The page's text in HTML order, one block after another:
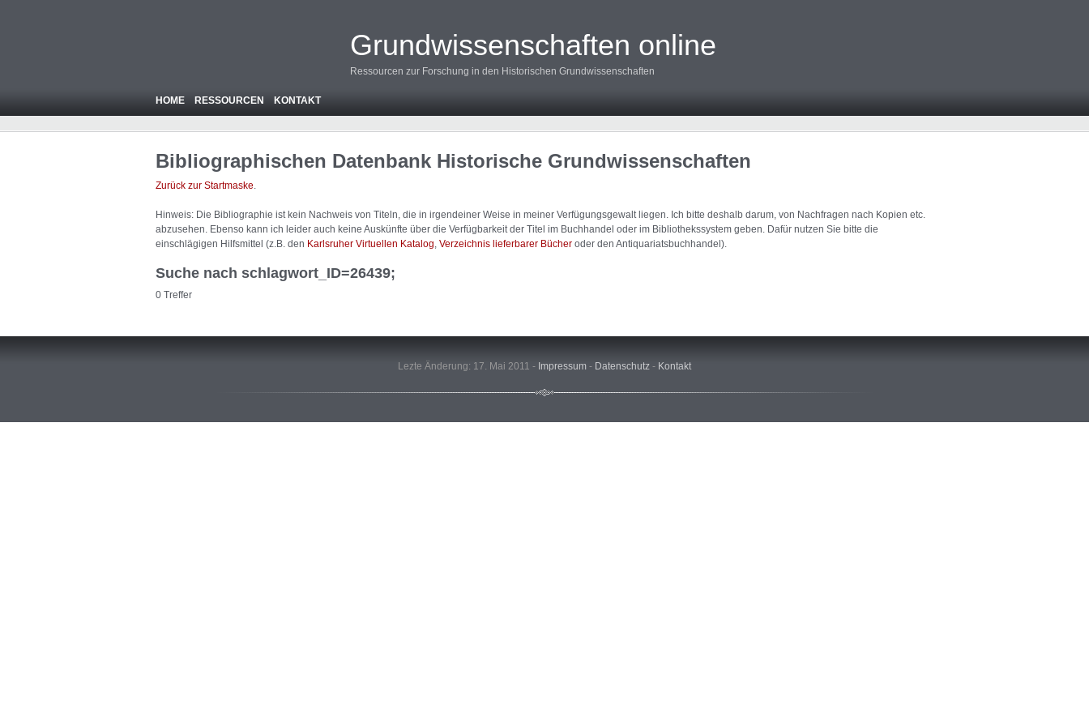
Grundwissenschaften online
Ressourcen zur Forschung in den Historischen Grundwissenschaften
HOME RESSOURCEN KONTAKT
Bibliographischen Datenbank Historische Grundwissenschaften
Zurück zur Startmaske.
Hinweis: Die Bibliographie ist kein Nachweis von Titeln, die in irgendeiner Weise in meiner Verfügungsgewalt liegen. Ich bitte deshalb darum, von Nachfragen nach Kopien etc.
abzusehen. Ebenso kann ich leider auch keine Auskünfte über die Verfügbarkeit der Titel im Buchhandel oder im Bibliothekssystem geben. Dafür nutzen Sie bitte die
einschlägigen Hilfsmittel (z.B. den Karlsruher Virtuellen Katalog Verzeichnis lieferbarer Bücher oder den Antiquariatsbuchhandel).
Suche nach schlagwort_ID=26439;
0 Treffer
Lezte Änderung: 17. Mai 2011 - Impressum - Datenschutz - Kontakt